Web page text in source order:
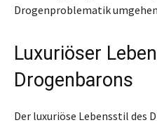
Drogenproblematik
Luxuriöser
Drogenbarons
Der luxuriöse Lebensstil des